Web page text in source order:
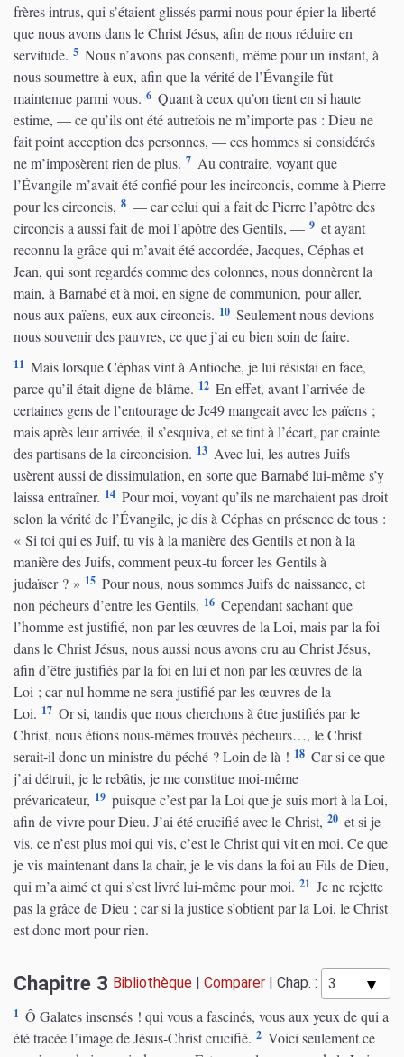
frères intrus, qui s’étaient glissés parmi nous pour épier la liberté
que nous avons dans le Christ Jésus, afin de nous réduire en
servitude. 5 Nous n’avons pas consenti, même pour un instant, à
nous soumettre à eux, afin que la vérité de l’Évangile fût
maintenue parmi vous. 6 Quant à ceux qu’on tient en si haute
estime, — ce qu’ils ont été autrefois ne m’importe pas : Dieu ne
fait point acception des personnes, — ces hommes si considérés
ne m’imposèrent rien de plus. 7 Au contraire, voyant que
l’Évangile m’avait été confié pour les incirconcis, comme à Pierre
pour les circoncis, 8 — car celui qui a fait de Pierre l’apôtre des
circoncis a aussi fait de moi l’apôtre des Gentils, — 9 et ayant
reconnu la grâce qui m’avait été accordée, Jacques, Céphas et
Jean, qui sont regardés comme des colonnes, nous donnèrent la
main, à Barnabé et à moi, en signe de communion, pour aller,
nous aux païens, eux aux circoncis. 10 Seulement nous devions
nous souvenir des pauvres, ce que j’ai eu bien soin de faire.
11 Mais lorsque Céphas vint à Antioche, je lui résistai en face,
parce qu’il était digne de blâme. 12 En effet, avant l’arrivée de
certaines gens de l’entourage de Jc49 mangeait avec les païens ;
mais après leur arrivée, il s’esquiva, et se tint à l’écart, par crainte
des partisans de la circoncision. 13 Avec lui, les autres Juifs
usèrent aussi de dissimulation, en sorte que Barnabé lui-même s’y
laissa entraîner. 14 Pour moi, voyant qu’ils ne marchaient pas droit
selon la vérité de l’Évangile, je dis à Céphas en présence de tous :
« Si toi qui es Juif, tu vis à la manière des Gentils et non à la
manière des Juifs, comment peux-tu forcer les Gentils à
judaïser ? » 15 Pour nous, nous sommes Juifs de naissance, et
non pécheurs d’entre les Gentils. 16 Cependant sachant que
l’homme est justifié, non par les œuvres de la Loi, mais par la foi
dans le Christ Jésus, nous aussi nous avons cru au Christ Jésus,
afin d’être justifiés par la foi en lui et non par les œuvres de la
Loi ; car nul homme ne sera justifié par les œuvres de la
Loi. 17 Or si, tandis que nous cherchons à être justifiés par le
Christ, nous étions nous-mêmes trouvés pécheurs…, le Christ
serait-il donc un ministre du péché ? Loin de là ! 18 Car si ce que
j’ai détruit, je le rebâtis, je me constitue moi-même
prévaricateur, 19 puisque c’est par la Loi que je suis mort à la Loi,
afin de vivre pour Dieu. J’ai été crucifié avec le Christ, 20 et si je
vis, ce n’est plus moi qui vis, c’est le Christ qui vit en moi. Ce que
je vis maintenant dans la chair, je le vis dans la foi au Fils de Dieu,
qui m’a aimé et qui s’est livré lui-même pour moi. 21 Je ne rejette
pas la grâce de Dieu ; car si la justice s’obtient par la Loi, le Christ
est donc mort pour rien.
Chapitre 3 Bibliothèque Comparer Chap. :
1 Ô Galates insensés ! qui vous a fascinés, vous aux yeux de qui a
été tracée l’image de Jésus-Christ crucifié. 2 Voici seulement ce